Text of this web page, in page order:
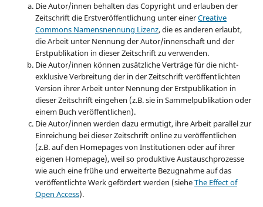
Die Autor/innen behalten das Copyright und erlauben der
Zeitschrift die Erstveröffentlichung unter einerCreative
Commons Namensnennung Lizenz, die es anderen erlaubt,
die Arbeit unter Nennung der Autor/innenschaft und der
Erstpublikation in dieser Zeitschrift zu verwenden.
Die Autor/innen können zusätzliche Verträge für die nicht-
exklusive Verbreitung der in der Zeitschrift veröffentlichten
Version ihrer Arbeit unter Nennung der Erstpublikation in
dieser Zeitschrift eingehen (z.B. sie in Sammelpublikation oder
einem Buch veröffentlichen).
Die Autor/innen werden dazu ermutigt, ihre Arbeit parallel zur
Einreichung bei dieser Zeitschrift online zu veröffentlichen
(z.B. auf den Homepages von Institutionen oder auf ihrer
eigenen Homepage), weil so produktive Austauschprozesse
wie auch eine frühe und erweiterte Bezugnahme auf das
veröffentlichte Werk gefördert werden (sieheThe Effect of
Open Access).